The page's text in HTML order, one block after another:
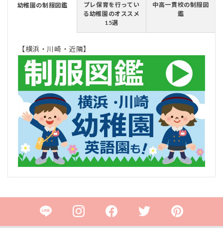
幼稚園の制服図鑑
プレ保育を行ってい
る幼稚園のオススメ
15選
中高一貫校の制服図
鑑
【横浜・川崎・近隣】